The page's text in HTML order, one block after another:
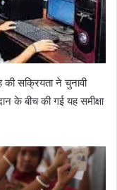
की सक्रियता ने चुनावी
बीच की गई यह समीक्षा